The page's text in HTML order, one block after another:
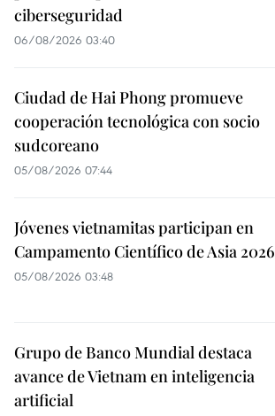
ciberseguridad
06/08/2026 03:40
Ciudad de Hai Phong promueve
cooperación tecnológica con socio
sudcoreano
05/08/2026 07:44
Jóvenes vietnamitas participan en
Campamento Científico de Asia 2026
05/08/2026 03:48
Grupo de Banco Mundial destaca
avance de Vietnam en inteligencia
artificial